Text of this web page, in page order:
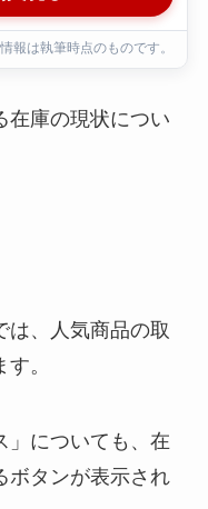
報は執筆時点のものです。
在庫の現状につい
は、人気商品の取
。
」についても、在
ボタンが表示され